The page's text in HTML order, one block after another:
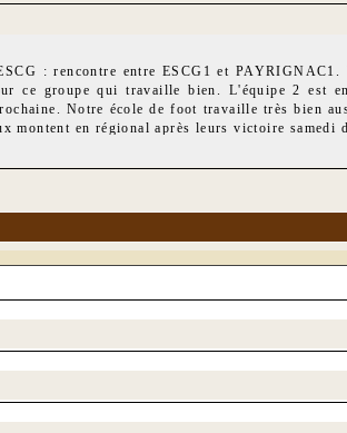
: rencontre entre ESCG1 et
ce groupe qui travaille bien. L'équipe 2 est
Notre école de foot travaille très bien
montent en régional après leurs victoire samedi
oublier nos dirigeants qui ne comptent pas